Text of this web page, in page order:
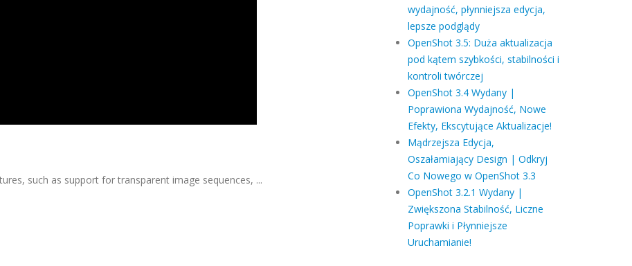
such as support for transparent image sequences, ...
wydajność, płynniejsza edycja,
lepsze podglądy
OpenShot 3.5: Duża aktualizacja
pod kątem szybkości, stabilności i
kontroli twórczej
OpenShot 3.4 Wydany |
Poprawiona Wydajność, Nowe
Efekty, Ekscytujące Aktualizacje!
Mądrzejsza Edycja,
Oszałamiający Design | Odkryj
Co Nowego w OpenShot 3.3
OpenShot 3.2.1 Wydany |
Zwiększona Stabilność, Liczne
Poprawki i Płynniejsze
Uruchamianie!